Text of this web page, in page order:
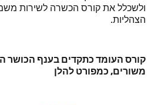
ולשכלל את קורס הכשרה לשירות
הצהליות.
משורים, כמפורט להלן